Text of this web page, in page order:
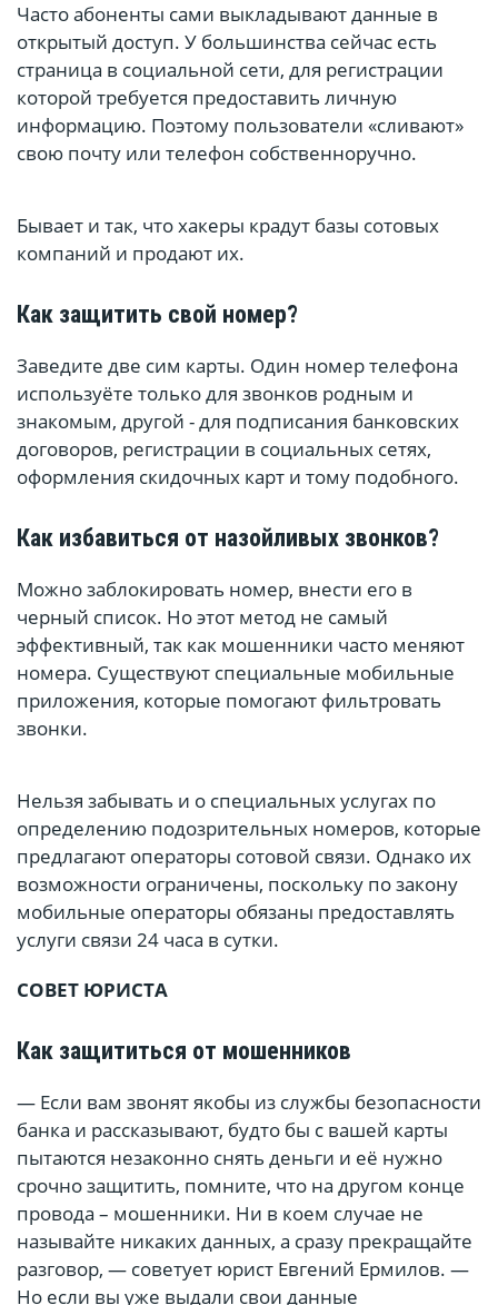
Часто абоненты сами выкладывают данные в
открытый доступ. У большинства сейчас есть
страница в социальной сети, для регистрации
которой требуется предоставить личную
информацию. Поэтому пользователи «сливают»
свою почту или телефон собственноручно.
Бывает и так, что хакеры крадут базы сотовых
компаний и продают их.
Как защитить свой номер?
Заведите две сим карты. Один номер телефона
используёте только для звонков родным и
знакомым, другой - для подписания банковских
договоров, регистрации в социальных сетях,
оформления скидочных карт и тому подобного.
Как избавиться от назойливых звонков?
Можно заблокировать номер, внести его в
черный список. Но этот метод не самый
эффективный, так как мошенники часто меняют
номера. Существуют специальные мобильные
приложения, которые помогают фильтровать
звонки.
Нельзя забывать и о специальных услугах по
определению подозрительных номеров, которые
предлагают операторы сотовой связи. Однако их
возможности ограничены, поскольку по закону
мобильные операторы обязаны предоставлять
услуги связи 24 часа в сутки.
СОВЕТ ЮРИСТА
Как защититься от мошенников
— Если вам звонят якобы из службы безопасности
банка и рассказывают, будто бы с вашей карты
пытаются незаконно снять деньги и её нужно
срочно защитить, помните, что на другом конце
провода – мошенники. Ни в коем случае не
называйте никаких данных, а сразу прекращайте
разговор, — советует юрист Евгений Ермилов. —
Но если вы уже выдали свои данные